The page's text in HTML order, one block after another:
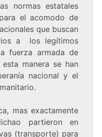
normas estatales
el acomodo de
que buscan
a los legítimos
fuerza armada de
manera se han
nacional y el
mas exactamente
partieron en
(transporte) para